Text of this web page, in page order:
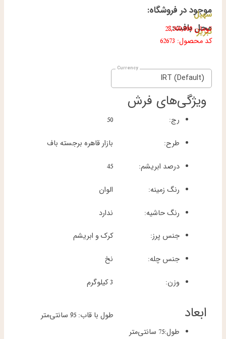
موجود در فروشگاه:
سهیل
محل بافت:
تبریز
تومان
کد محصول: 62673
IRT (Default)
ویژگی‌های فرش
رج:
50
طرح:
بازار قاهره برجسته باف
درصد ابریشم:
45
رنگ زمینه:
الوان
رنگ حاشیه:
ندارد
جنس پرز:
کرک و ابریشم
جنس چله:
نخ
وزن:
3 کیلوگرم
ابعاد
طول:75 سانتی‌متر
طول با قاب: 95 سانتی‌متر